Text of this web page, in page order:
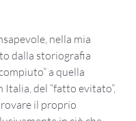
nella mia
dalla storiografia
a quella
del “fatto evitato”,
il proprio